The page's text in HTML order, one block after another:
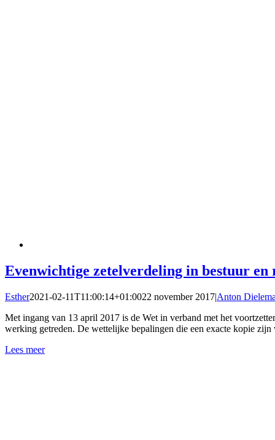
Evenwichtige zetelverdeling in bestuur en
Esther2021-02-11T11:00:14+01:0022 november 2017|Anton
Met ingang van 13 april 2017 is de Wet in verband met het
werking getreden. De wettelijke bepalingen die een exacte kopie zijn
Lees meer